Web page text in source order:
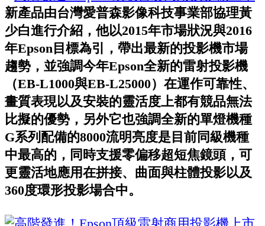
新產品由台灣愛普森影像科技事業部協理黃
少白進行介紹，他以2015年市場狀況與2016
年Epson目標為引，帶出最新的投影機市場
趨勢，並強調今年Epson全新的雷射投影機
（EB-L1000與EB-L25000）在運作可靠性、
畫質表現以及安裝的靈活度上都有競品無法
比擬的優勢，另外它也強調全新的單燈機種
G系列配備的8000流明亮度是目前同級機種
中最高的，同時支援零偏移超短焦鏡頭，可
更靈活地應用在拼接、曲面與柱體投影以及
360度環形投影場合中。